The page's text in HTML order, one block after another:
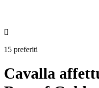

15 preferiti
Cavalla